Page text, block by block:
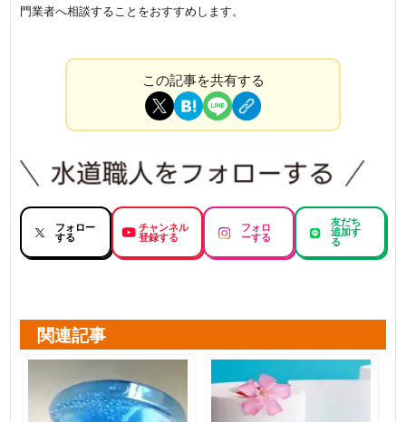
門業者へ相談することをおすすめします。
この記事を共有する
フォロー
する
チャンネル
登録する
フォロ
ーする
友だち
追加す
る
関連記事